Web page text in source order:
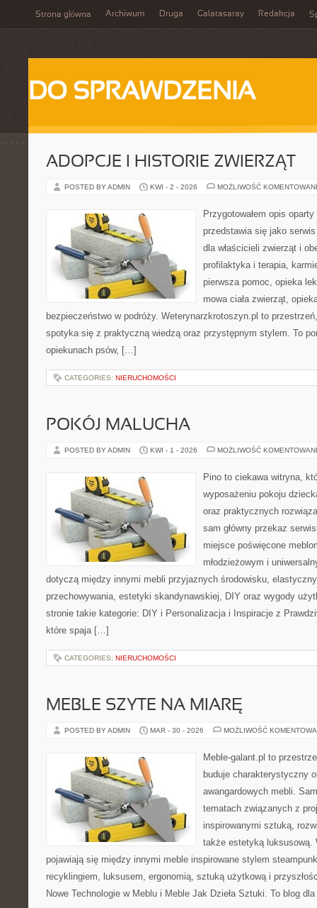
Strona główna Archiwum Druga Galatasaray Redakcja
DO SPRAWDZENIA
ADOPCJE I HISTORIE ZWIERZĄT
POSTED BY ADMIN KWI - 2 - 2026 MOŻLIWOŚĆ
Przygotowałem opis
przedstawia się jako
dla właścicieli zwierząt i
profilaktyka i terapia,
pierwsza pomoc, opieka
mowa ciała zwierząt,
bezpieczeństwo w podróży. Weterynarzkrotoszyn.pl to
spotyka się z praktyczną wiedzą oraz przystępnym stylem. To
opiekunach psów, […]
CATEGORIES: NIERUCHOMOŚCI
POKÓJ MALUCHA
POSTED BY ADMIN KWI - 1 - 2026 MOŻLIWOŚĆ
Pino to ciekawa witryna,
wyposażeniu pokoju
oraz praktycznych
sam główny przekaz
miejsce poświęcone
młodzieżowym i
dotyczą między innymi mebli przyjaznych środowisku,
przechowywania, estetyki skandynawskiej, DIY oraz wygody
stronie takie kategorie: DIY i Personalizacja i Inspiracje z
które spaja […]
CATEGORIES: NIERUCHOMOŚCI
MEBLE SZYTE NA MIARĘ
POSTED BY ADMIN MAR - 30 - 2026 MOŻLIWOŚĆ
Meble-galant.pl to
buduje charakterystyczny
awangardowych mebli.
tematach związanych z
inspirowanymi sztuką,
także estetyką luksusową.
pojawiają się między innymi meble inspirowane stylem
recyklingiem, luksusem, ergonomią, sztuką użytkową i
Nowe Technologie w Meblu i Meble Jak Dzieła Sztuki. To blog